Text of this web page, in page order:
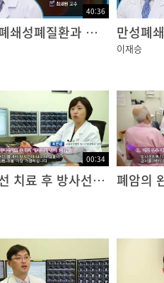
40:36
만성폐쇄성폐질환과 폐암의 수술적 치료
이재승
00:34
방사선 치료 후 방사선 잔존량 폐암의